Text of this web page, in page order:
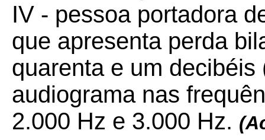
IV - pessoa portadora
que apresenta perda
quarenta e um
audiograma nas
2.000 Hz e 3.000 Hz.